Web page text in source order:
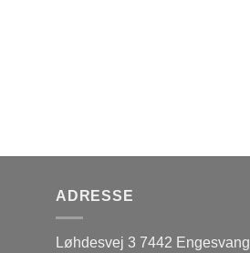
ADRESSE
Løhdesvej 3 7442 Engesvang